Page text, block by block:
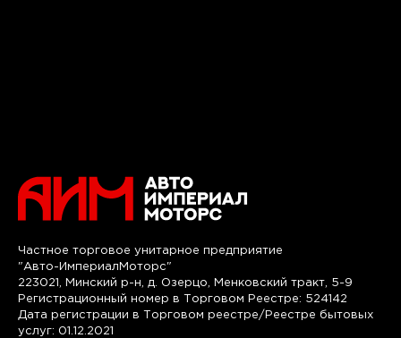
Частное торговое унитарное предприятие
"Авто-ИмпериалМоторс"
223021, Минский р-н, д. Озерцо, Менковский тракт, 5-9
Регистрационный номер в Торговом Реестре: 524142
Дата регистрации в Торговом реестре/Реестре бытовых
услуг: 01.12.2021